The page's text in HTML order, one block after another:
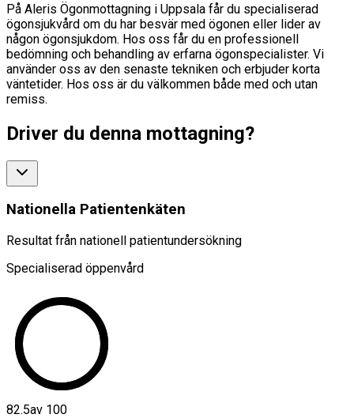
På Aleris Ögonmottagning i Uppsala får du specialiserad
ögonsjukvård om du har besvär med ögonen eller lider av
någon ögonsjukdom. Hos oss får du en professionell
bedömning och behandling av erfarna ögonspecialister. Vi
använder oss av den senaste tekniken och erbjuder korta
väntetider. Hos oss är du välkommen både med och utan
remiss.
Driver du denna mottagning?
Nationella Patientenkäten
Resultat från nationell patientundersökning
Specialiserad öppenvård
82.5av 100